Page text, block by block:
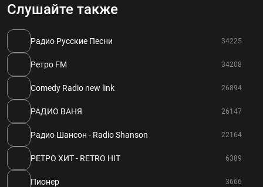
Слушайте также
Радио Русские Песни 34225
Ретро FM 34208
Comedy Radio new link 26894
РАДИО ВАНЯ 26147
Радио Шансон - Radio Shanson 22164
РЕТРО ХИТ - RETRO HIT 6389
Пионер 3666